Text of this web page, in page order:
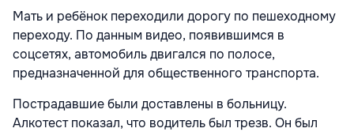
Мать и ребёнок переходили дорогу по пешеходному
переходу. По данным видео, появившимся в
соцсетях, автомобиль двигался по полосе,
предназначенной для общественного транспорта.
Пострадавшие были доставлены в больницу.
Алкотест показал, что водитель был трезв. Он был